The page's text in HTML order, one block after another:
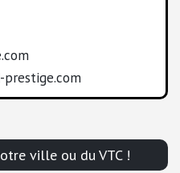
ville ou du VTC !